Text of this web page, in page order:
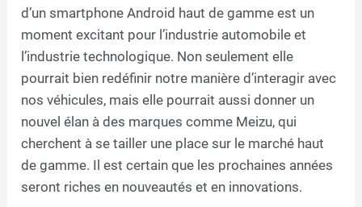
d’un smartphone Android haut de gamme est un
moment excitant pour l’industrie automobile et
l’industrie technologique. Non seulement elle
pourrait bien redéfinir notre manière d’interagir avec
nos véhicules, mais elle pourrait aussi donner un
nouvel élan à des marques comme Meizu, qui
cherchent à se tailler une place sur le marché haut
de gamme. Il est certain que les prochaines années
seront riches en nouveautés et en innovations.